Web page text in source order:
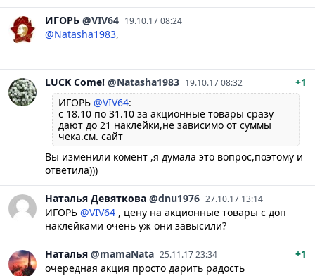
ИГОРЬ @VIV64 19.10.17 08:24
@Natasha1983,
LUCK Come! @Natasha1983 19.10.17 08:32
+1
ИГОРЬ @VIV64:
с 18.10 по 31.10 за акционные товары сразу
дают до 21 наклейки,не зависимо от суммы
чека.см. сайт
Вы изменили комент ,я думала это вопрос,поэтому и
ответила)))
Наталья Девяткова @dnu1976 27.10.17 13:14
ИГОРЬ @VIV64 , цену на акционные товары с доп
наклейками очень уж они завысили?
Наталья @mamaNata 25.11.17 23:34
+1
очередная акция просто дарить радость